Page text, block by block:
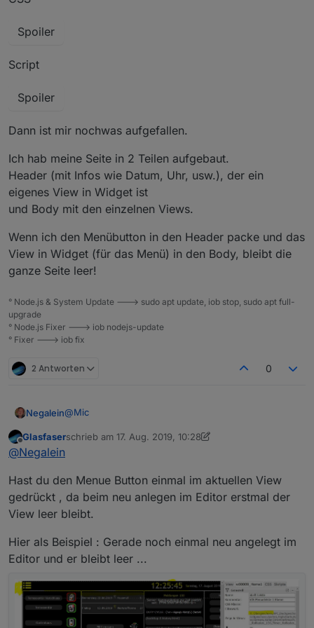
Spoiler
Script
Spoiler
Dann ist mir nochwas aufgefallen.
Ich hab meine Seite in 2 Teilen aufgebaut.
Header (mit Infos wie Datum, Uhr, usw.), der ein
eigenes View in Widget ist
und Body mit den einzelnen Views.
Wenn ich den Menübutton in den Header packe und das
View in Widget (für das Menü) in den Body, bleibt die
ganze Seite leer!
° Node.js & System Update ---> sudo apt update, iob stop, sudo apt full-
upgrade
° Node.js Fixer ---> iob nodejs-update
° Fixer ---> iob fix
2 Antworten 0
Negalein@Mic
Ich habe dein Script für die Nav-Leiste aus
Beitrag
da es true/false schaltet.
Aber mir wird das Menü nicht eingeblendet.
Anbei ein paar Screenshots meiner Einstellungen.
Offline
Glasfaserschrieb am 17. Aug. 2019, 10:28
zuletzt editiert von Glasfaser
@Negalein
Hast du den Menue Button einmal im aktuellen View
gedrückt , da beim neu anlegen im Editor erstmal der
View leer bleibt.
Hier als Beispiel : Gerade noch einmal neu angelegt im
Editor und er bleibt leer ...